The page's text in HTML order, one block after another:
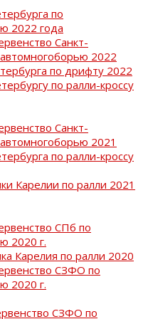
по
2022 года
Санкт-
2022
по дрифту 2022
по ралли-кроссу
Санкт-
2021
по ралли-кроссу
Карелии по ралли 2021
СПб по
2020 г.
Карелия по ралли 2020
СЗФО по
2020 г.
СЗФО по